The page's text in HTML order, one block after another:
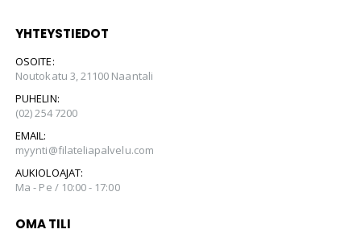
YHTEYSTIEDOT
OSOITE:
Noutokatu 3, 21100 Naantali
PUHELIN:
(02) 254 7200
EMAIL:
myynti@filateliapalvelu.com
AUKIOLOAJAT:
Ma - Pe / 10:00 - 17:00
OMA TILI